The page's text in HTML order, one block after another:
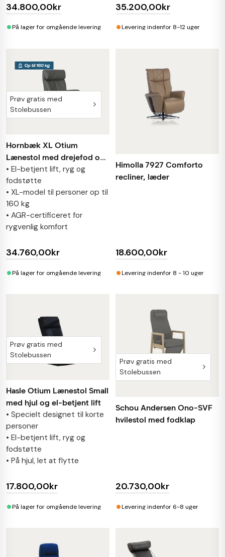
34.800,00kr
•På lager for omgående levering
35.200,00kr
•Levering indenfor 8-12 uger
Prøv gratis med
Stolebussen
Hornbæk XL Otium
Lænestol med drejefod og
el-betjent lift
• El-betjent lift, ryg og
fodstøtte
• XL-model til personer op til
160 kg
• AGR-certificeret for
rygvenlig komfort
34.760,00kr
•På lager for omgående levering
Himolla 7927 Comforto
recliner, læder
18.600,00kr
•Levering indenfor 8 - 10 uger
Prøv gratis med
Stolebussen
Hasle Otium Lænestol Small
med hjul og el-betjent lift
• Specielt designet til korte
personer
• El-betjent lift, ryg og
fodstøtte
• På hjul, let at flytte
17.800,00kr
•På lager for omgående levering
Prøv gratis med
Stolebussen
Schou Andersen Ono-SVF
hvilestol med fodklap
20.730,00kr
•Levering indenfor 6-8 uger